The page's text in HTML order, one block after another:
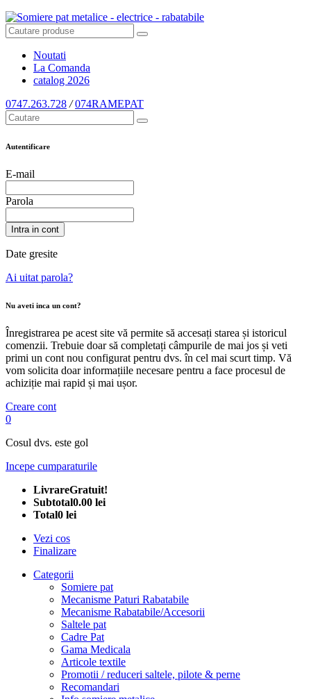
Noutati
La Comanda
catalog 2026
0747.263.728 / 074RAMEPAT
Autentificare
E-mail
Parola
Intra in cont
Date gresite
Ai uitat parola?
Nu aveti inca un cont?
Înregistrarea pe acest site vă permite să accesați starea și istoricul
comenzii. Trebuie doar să completați câmpurile de mai jos și veti
primi un cont nou configurat pentru dvs. în cel mai scurt timp. Vă
vom solicita doar informațiile necesare pentru a face procesul de
achiziție mai rapid și mai ușor.
Creare cont
0
Cosul dvs. este gol
Incepe cumparaturile
LivrareGratuit!
Subtotal0.00 lei
Total0 lei
Vezi cos
Finalizare
Categorii
Somiere pat
Mecanisme Paturi Rabatabile
Mecanisme Rabatabile/Accesorii
Saltele pat
Cadre Pat
Gama Medicala
Articole textile
Promotii / reduceri saltele, pilote & perne
Recomandari